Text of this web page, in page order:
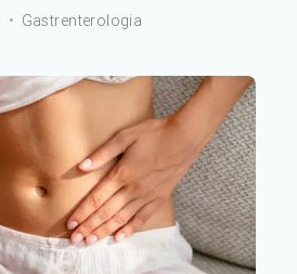
• Gastrenterologia